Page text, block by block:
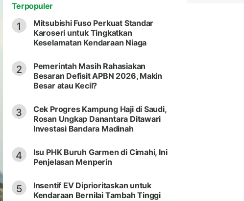
Terpopuler
1
Mitsubishi Fuso Perkuat Standar
Karoseri untuk Tingkatkan
Keselamatan Kendaraan Niaga
2
Pemerintah Masih Rahasiakan
Besaran Defisit APBN 2026, Makin
Besar atau Kecil?
3
Cek Progres Kampung Haji di Saudi,
Rosan Ungkap Danantara Ditawari
Investasi Bandara Madinah
4
Isu PHK Buruh Garmen di Cimahi, Ini
Penjelasan Menperin
5
Insentif EV Diprioritaskan untuk
Kendaraan Bernilai Tambah Tinggi